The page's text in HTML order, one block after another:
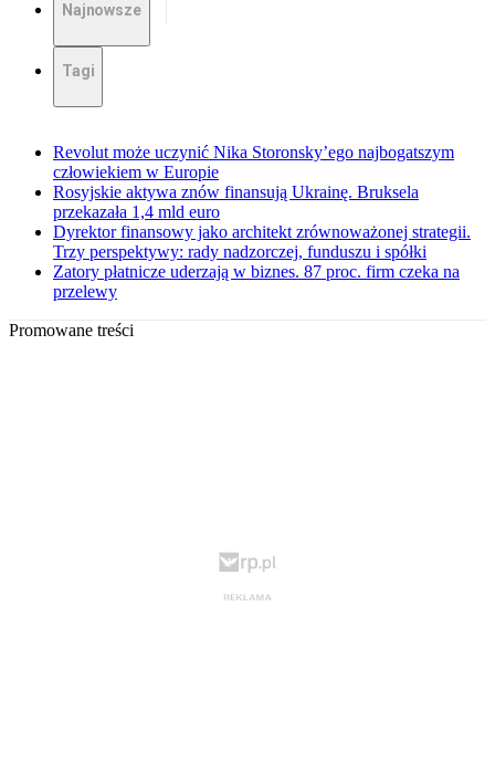
Najnowsze
Tagi
Revolut może uczynić Nika Storonsky’ego najbogatszym
człowiekiem w Europie
Rosyjskie aktywa znów finansują Ukrainę. Bruksela
przekazała 1,4 mld euro
Dyrektor finansowy jako architekt zrównoważonej strategii.
Trzy perspektywy: rady nadzorczej, funduszu i spółki
Zatory płatnicze uderzają w biznes. 87 proc. firm czeka na
przelewy
Promowane treści